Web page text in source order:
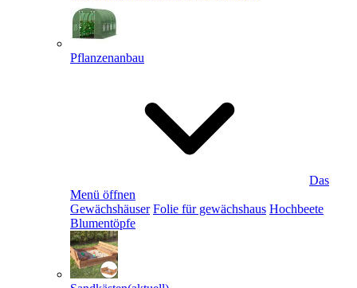
Pflanzenanbau
Das
Menü öffnen
Gewächshäuser Folie für gewächshaus Hochbeete
Blumentöpfe